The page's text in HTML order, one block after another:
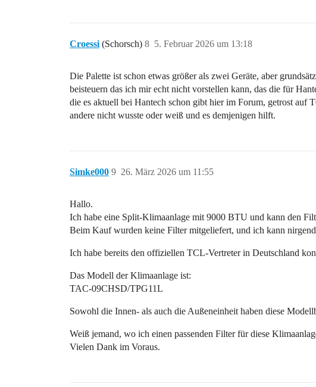
Croessi (Schorsch) 5. Februar 2026 um 13:18
8
Die Palette ist schon etwas größer als zwei Geräte, aber
beisteuern das ich mir echt nicht vorstellen kann, das die für
die es aktuell bei Hantech schon gibt hier im Forum, getrost auf
andere nicht wusste oder weiß und es demjenigen hilft.
Simke000 26. März 2026 um 11:55
9
Hallo.
Ich habe eine Split-Klimaanlage mit 9000 BTU und kann den
Beim Kauf wurden keine Filter mitgeliefert, und ich kann
Ich habe bereits den offiziellen TCL-Vertreter in Deutschland
Das Modell der Klimaanlage ist:
TAC-09CHSD/TPG11L
Sowohl die Innen- als auch die Außeneinheit haben diese
Weiß jemand, wo ich einen passenden Filter für diese
Vielen Dank im Voraus.